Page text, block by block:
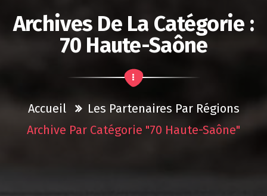
Archives De La Catégorie :
70 Haute-Saône
Accueil
Les Partenaires Par Régions
Archive Par Catégorie "70 Haute-Saône"